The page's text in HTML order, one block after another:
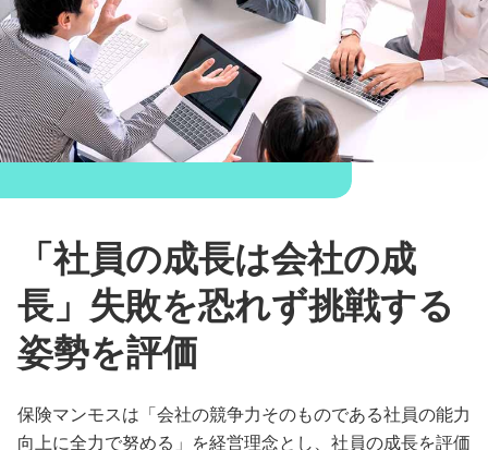
「社員の成長は会社の成
長」失敗を恐れず挑戦する
姿勢を評価
保険マンモスは「会社の競争力そのものである社員の能力
向上に全力で努める」を経営理念とし、社員の成長を評価